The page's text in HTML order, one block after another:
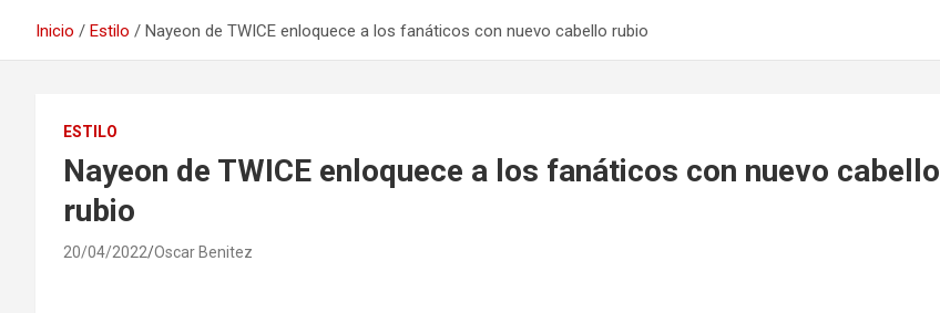
Inicio Estilo Nayeon de TWICE enloquece a los fanáticos con nuevo cabello rubio
ESTILO
Nayeon de TWICE enloquece a los fanáticos con nuevo cabello
rubio
20/04/2022 Oscar Benitez